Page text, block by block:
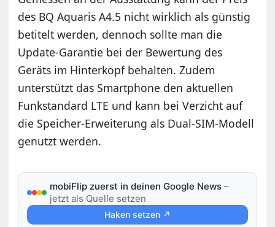
des BQ Aquaris A4.5 nicht wirklich als günstig
betitelt werden, dennoch sollte man die
Update-Garantie bei der Bewertung des
Geräts im Hinterkopf behalten. Zudem
unterstützt das Smartphone den aktuellen
Funkstandard LTE und kann bei Verzicht auf
die Speicher-Erweiterung als Dual-SIM-Modell
genutzt werden.
mobiFlip zuerst in deinen Google News –
jetzt als Quelle setzen
Haken setzen ↗